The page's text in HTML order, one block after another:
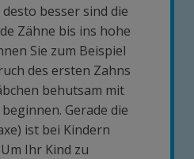
besser sind die
Zähne bis ins hohe
Sie zum Beispiel
des ersten Zahns
behutsam mit
Gerade die
ist bei Kindern
Ihr Kind zu